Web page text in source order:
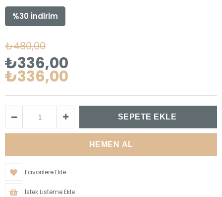
%30 İndirim
₺480,00
₺336,00
₺336,00
Favorilere Ekle
İstek Listeme Ekle